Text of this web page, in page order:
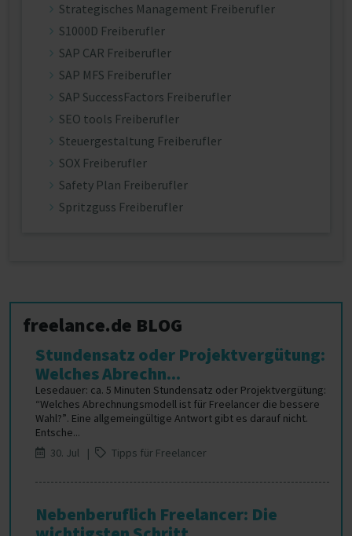
Strategisches Management Freiberufler
S1000D Freiberufler
SAP CAR Freiberufler
SAP MFS Freiberufler
SAP SuccessFactors Freiberufler
SEO tools Freiberufler
Steuergestaltung Freiberufler
SOX Freiberufler
Safety Plan Freiberufler
Spritzguss Freiberufler
freelance.de BLOG
Stundensatz oder Projektvergütung:
Welches Abrechn...
Lesedauer: ca. 5 Minuten Stundensatz oder Projektvergütung:
“Welches Abrechnungsmodell ist für Freelancer die bessere
Wahl?”. Eine allgemeingültige Antwort gibt es darauf nicht.
Entsche...
30. Jul |
Tipps für Freelancer
Nebenberuflich Freelancer: Die